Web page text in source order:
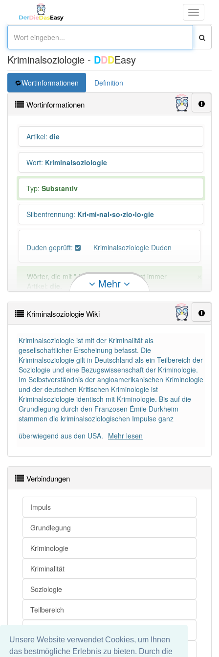
Unsere Website verwendet Cookies, um Ihnen
das bestmögliche Erlebnis zu bieten. Durch die
Toggle
Kriminalsoziologie - DDDEasy
Wortinformationen Definition
Wortinformationen
Artikel: die
Wort: Kriminalsoziologie
Typ: Substantiv
Silbentrennung: Kri•mi•nal•so•zio•lo•gie
Duden geprüft: Kriminalsoziologie Duden
Wörter, die mit "-ie" enden, haben fast immer
Artikel:
die
Ausnahmen
Beispiele
DIE:4 354
DAS:34Ausnahmen Beispiele
PowerIndex:2
Häufigkeit: 2 von 10
Wörter mit Endung -kriminalsoziologie
89% unserer Spielapp-Nutzer haben den Artikel
korrekt erraten.
Mehr
Kriminalsoziologie Wiki
Kriminalsoziologie ist mit der Kriminalität als
gesellschaftlicher Erscheinung befasst. Die
Kriminalsoziologie gilt in Deutschland als ein Teilbereich der
Soziologie und eine Bezugswissenschaft der Kriminologie.
Im Selbstverständnis der angloamerikanischen Kriminologie
und der deutschen Kritischen Kriminologie ist
Kriminalsoziologie identisch mit Kriminologie. Bis auf die
Grundlegung durch den Franzosen Émile Durkheim
stammen die kriminalsoziologischen Impulse ganz
überwiegend aus den USA. Mehr lesen
Verbindungen
Impuls
Grundlegung
Kriminologie
Kriminalität
Soziologie
Teilbereich
Selbstverständnis